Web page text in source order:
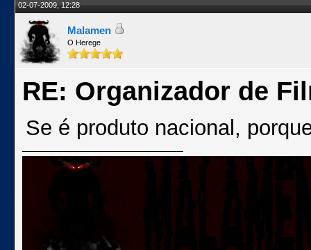
02-07-2009, 12:28
Malamen
O Herege
RE: Organizador de
Se é produto nacional,